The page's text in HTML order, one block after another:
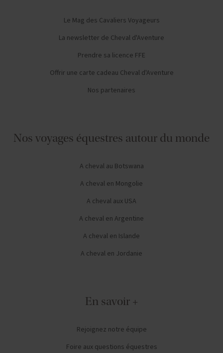
Le Mag des Cavaliers Voyageurs
La newsletter de Cheval d'Aventure
Prendre sa licence FFE
Offrir une carte cadeau Cheval d'Aventure
Nos partenaires
Nos voyages équestres autour du monde
A cheval au Botswana
A cheval en Mongolie
A cheval aux USA
A cheval en Argentine
A cheval en Islande
A cheval en Jordanie
En savoir +
Rejoignez notre équipe
Foire aux questions équestres